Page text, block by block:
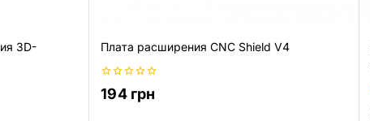
3D-
Плата расширения CNC Shield V4
0
из
194 грн